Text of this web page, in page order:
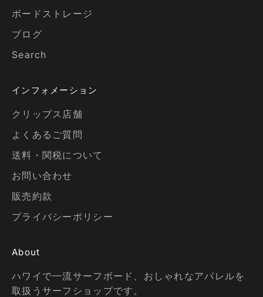
ボードストレージ
ブログ
Search
インフォメーション
クリップス店舗
よくあるご質問
送料・関税について
お問い合わせ
販売約款
プライバシーポリシー
About
ハワイで一流サーフボード、おしゃれなアパレルを
取扱うサーフショップです。